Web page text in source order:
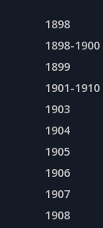
1898
1898-1900
1899
1901-1910
1903
1904
1905
1906
1907
1908